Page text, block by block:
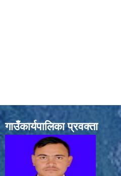
गाउँकार्यपालिका प्रवक्ता